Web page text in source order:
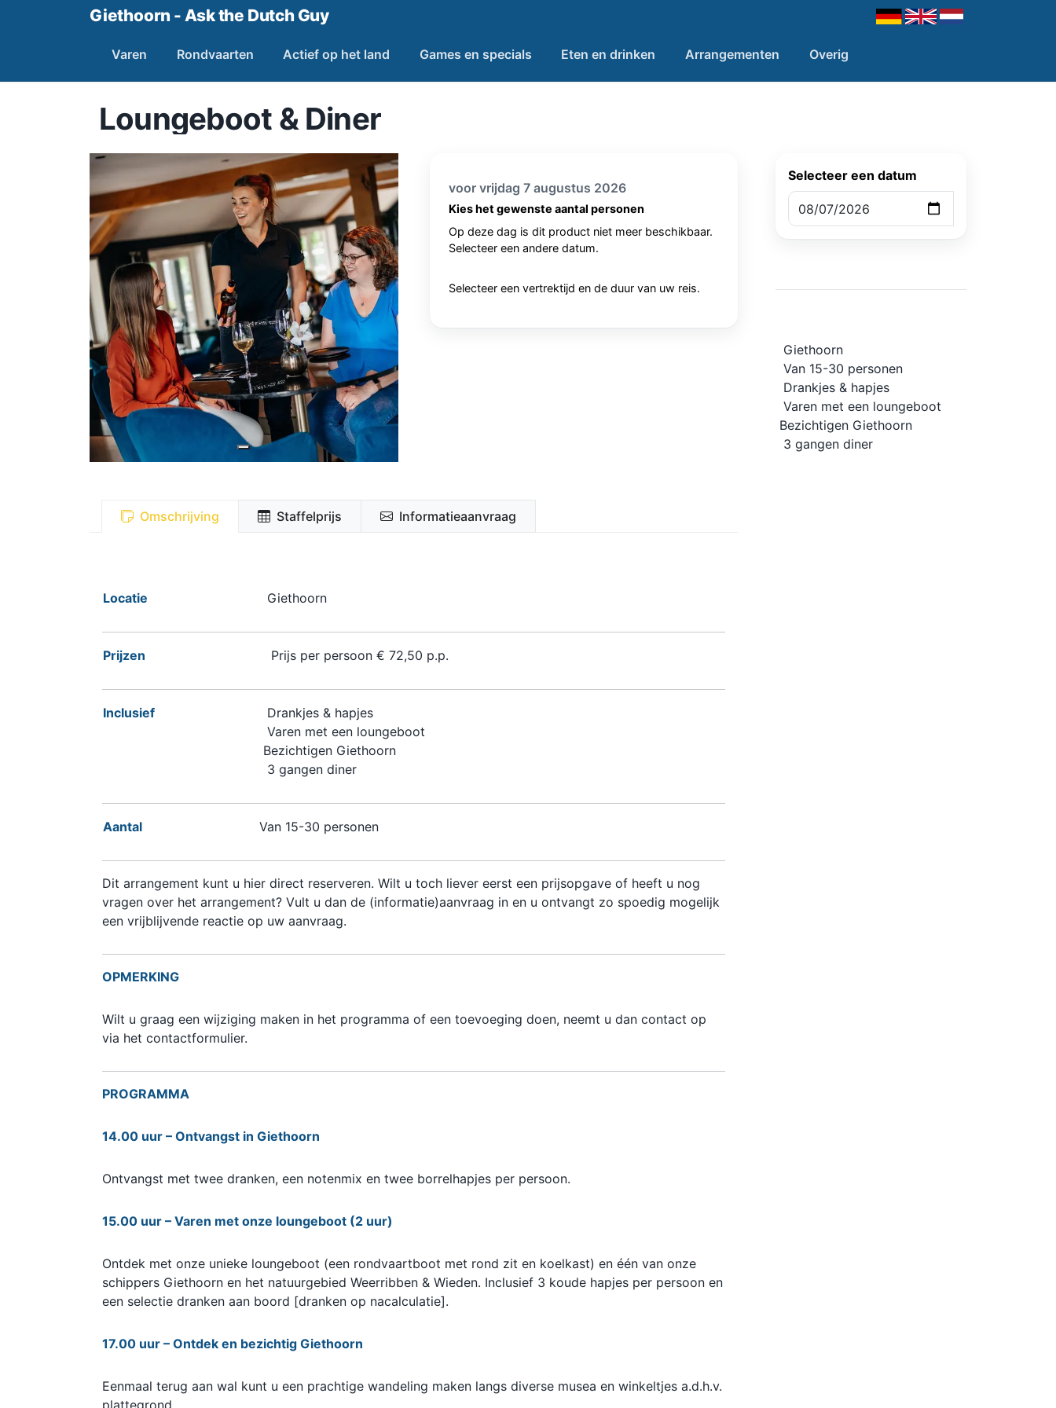
Giethoorn - Ask the Dutch Guy
Varen Rondvaarten Actief op het land Games en specials Eten en drinken Arrangementen Overig
Loungeboot & Diner
voor vrijdag 7 augustus 2026
Kies het gewenste aantal personen
Op deze dag is dit product niet meer beschikbaar.
Selecteer een andere datum.
Selecteer een vertrektijd en de duur van uw reis.
Omschrijving Staffelprijs Informatieaanvraag
Locatie Giethoorn
Prijzen Prijs per persoon € 72,50 p.p.
Inclusief
Drankjes & hapjes
Varen met een loungeboot
Bezichtigen Giethoorn
3 gangen diner
Aantal Van 15-30 personen
Dit arrangement kunt u hier direct reserveren. Wilt u toch liever eerst een prijsopgave of heeft u nog
vragen over het arrangement? Vult u dan de (informatie)aanvraag in en u ontvangt zo spoedig mogelijk
een vrijblijvende reactie op uw aanvraag.
OPMERKING
Wilt u graag een wijziging maken in het programma of een toevoeging doen, neemt u dan contact op
via het contactformulier.
PROGRAMMA
14.00 uur – Ontvangst in Giethoorn
Ontvangst met twee dranken, een notenmix en twee borrelhapjes per persoon.
15.00 uur – Varen met onze loungeboot (2 uur)
Ontdek met onze unieke loungeboot (een rondvaartboot met rond zit en koelkast) en één van onze
schippers Giethoorn en het natuurgebied Weerribben & Wieden. Inclusief 3 koude hapjes per persoon en
een selectie dranken aan boord [dranken op nacalculatie].
17.00 uur – Ontdek en bezichtig Giethoorn
Eenmaal terug aan wal kunt u een prachtige wandeling maken langs diverse musea en winkeltjes a.d.h.v.
plattegrond.
Selecteer een datum
Giethoorn
Van 15-30 personen
Drankjes & hapjes
Varen met een loungeboot
Bezichtigen Giethoorn
3 gangen diner